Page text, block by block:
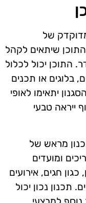
של
שיתאים לקהל
התוכן יכול לכלול
בלוגים או תכנים
יתאימו לאופי
ייראה טבעי
מראש של
ומועדים
חגים, אירועים
תכנון נכון יכול